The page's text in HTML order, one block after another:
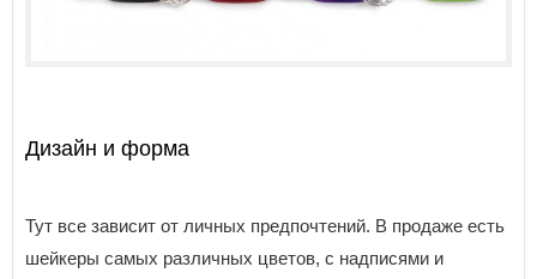
Дизайн и форма
Тут все зависит от личных предпочтений. В продаже есть
шейкеры самых различных цветов, с надписями и